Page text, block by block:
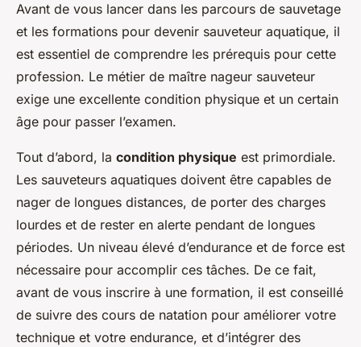
Avant de vous lancer dans les parcours de sauvetage
et les formations pour devenir sauveteur aquatique, il
est essentiel de comprendre les prérequis pour cette
profession. Le métier de maître nageur sauveteur
exige une excellente condition physique et un certain
âge pour passer l’examen.
Tout d’abord, la condition physique est primordiale.
Les sauveteurs aquatiques doivent être capables de
nager de longues distances, de porter des charges
lourdes et de rester en alerte pendant de longues
périodes. Un niveau élevé d’endurance et de force est
nécessaire pour accomplir ces tâches. De ce fait,
avant de vous inscrire à une formation, il est conseillé
de suivre des cours de natation pour améliorer votre
technique et votre endurance, et d’intégrer des